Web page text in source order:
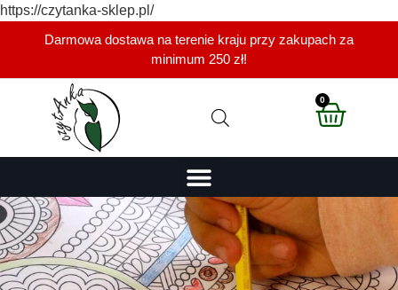
https://czytanka-sklep.pl/
Darmowa dostawa na terenie kraju przy zakupach za
minimum 250 zł!
0